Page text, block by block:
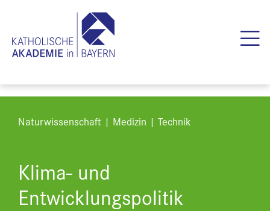
Naturwissenschaft | Medizin | Technik
Klima- und
Entwicklungspolitik